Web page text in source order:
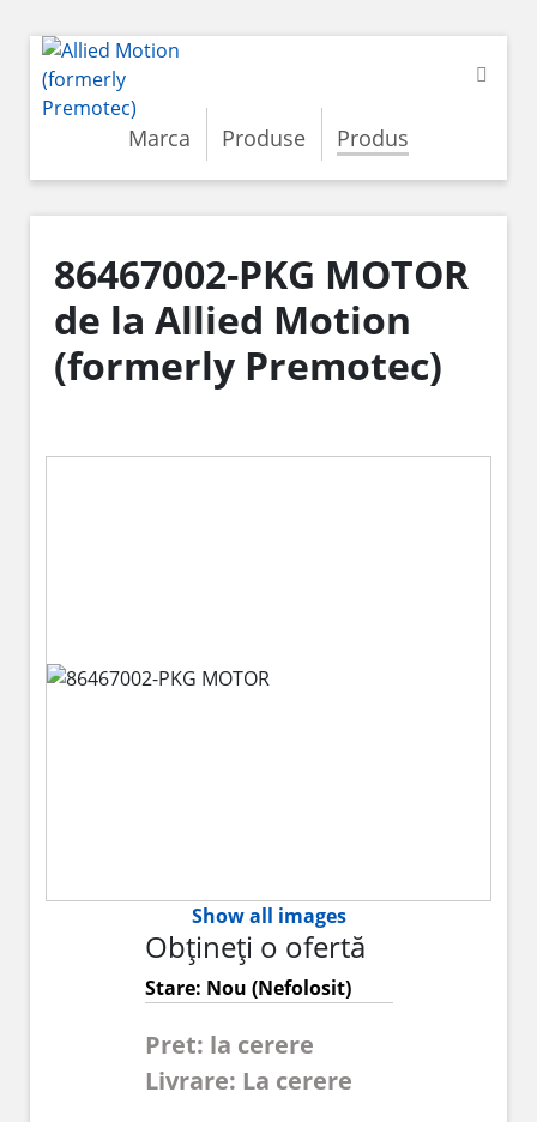
Marca Produse Produs
86467002-PKG MOTOR
de la Allied Motion
(formerly Premotec)
Show all images
Obțineți o ofertă
Stare: Nou (Nefolosit)
Pret: la cerere
Livrare: La cerere